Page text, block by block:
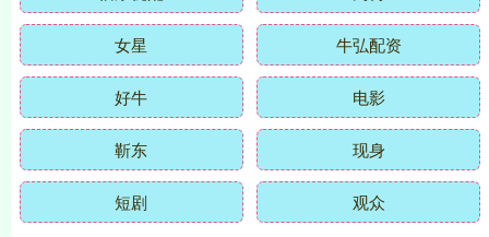
女星 牛弘配资
好牛 电影
靳东 现身
短剧 观众